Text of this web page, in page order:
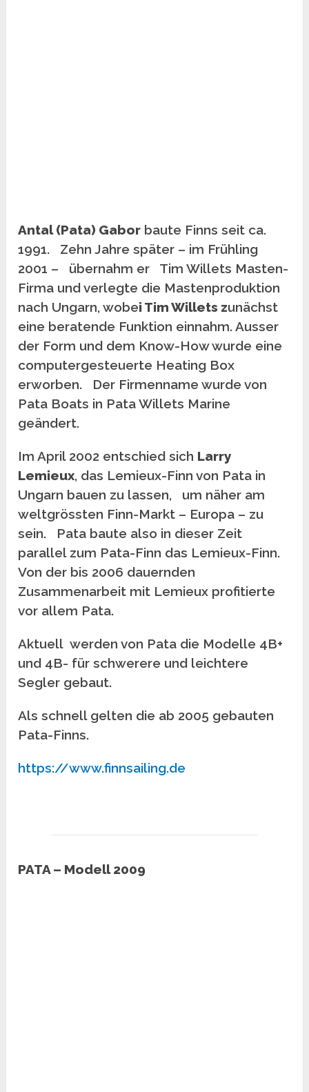
Antal (Pata) Gabor baute Finns seit ca.
1991. Zehn Jahre später – im Frühling
2001 – übernahm er Tim Willets Masten-
Firma und verlegte die Mastenproduktion
nach Ungarn, wobei Tim Willets zunächst
eine beratende Funktion einnahm. Ausser
der Form und dem Know-How wurde eine
computergesteuerte Heating Box
erworben. Der Firmenname wurde von
Pata Boats in Pata Willets Marine
geändert.
Im April 2002 entschied sich Larry
Lemieux, das Lemieux-Finn von Pata in
Ungarn bauen zu lassen, um näher am
weltgrössten Finn-Markt – Europa – zu
sein. Pata baute also in dieser Zeit
parallel zum Pata-Finn das Lemieux-Finn.
Von der bis 2006 dauernden
Zusammenarbeit mit Lemieux profitierte
vor allem Pata.
Aktuell werden von Pata die Modelle 4B+
und 4B- für schwerere und leichtere
Segler gebaut.
Als schnell gelten die ab 2005 gebauten
Pata-Finns.
https://www.finnsailing.de
PATA – Modell 2009